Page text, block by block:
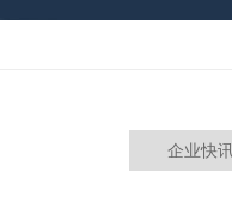
企业快